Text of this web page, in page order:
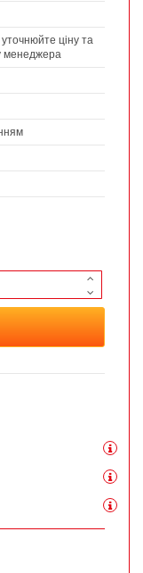
ціну та
менеджера